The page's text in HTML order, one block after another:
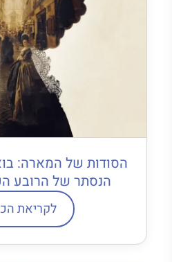
הסודות של המארה:
הנסתר של הרובע
לקריאת